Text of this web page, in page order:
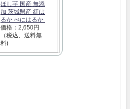
ほし芋 国産 無添
加 茨城県産 紅は
るか べにはるか
価格：2,650円
（税込、送料無
料)